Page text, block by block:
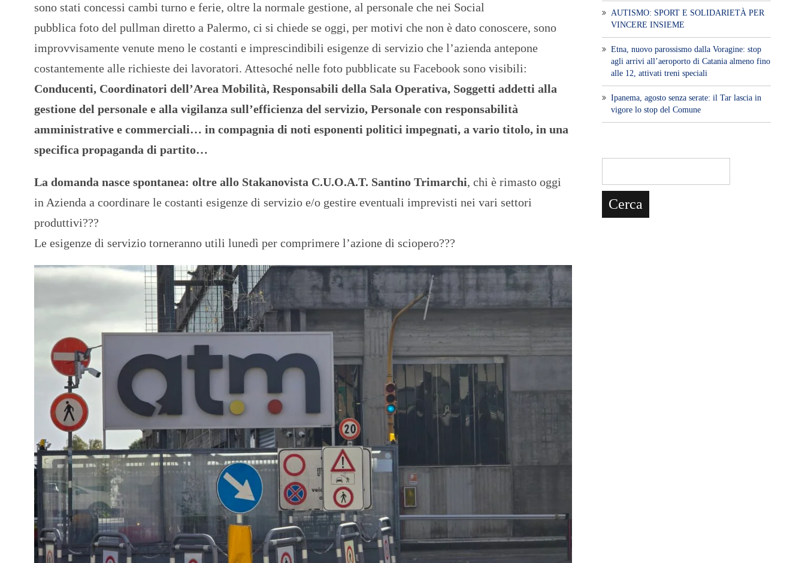
sono stati concessi cambi turno e ferie, oltre la normale gestione, al personale che nei Social
pubblica foto del pullman diretto a Palermo, ci si chiede se oggi, per motivi che non è dato conoscere, sono
improvvisamente venute meno le costanti e imprescindibili esigenze di servizio che l’azienda antepone
costantemente alle richieste dei lavoratori. Attesoché nelle foto pubblicate su Facebook sono visibili:
Conducenti, Coordinatori dell’Area Mobilità, Responsabili della Sala Operativa, Soggetti addetti alla
gestione del personale e alla vigilanza sull’efficienza del servizio, Personale con responsabilità
amministrative e commerciali… in compagnia di noti esponenti politici impegnati, a vario titolo, in una
specifica propaganda di partito…
La domanda nasce spontanea: oltre allo Stakanovista C.U.O.A.T. Santino Trimarchi, chi è rimasto oggi
in Azienda a coordinare le costanti esigenze di servizio e/o gestire eventuali imprevisti nei vari settori
produttivi???
Le esigenze di servizio torneranno utili lunedì per comprimere l’azione di sciopero???
AUTISMO: SPORT E SOLIDARIETÀ PER
VINCERE INSIEME
Etna, nuovo parossismo dalla Voragine: stop
agli arrivi all’aeroporto di Catania almeno fino
alle 12, attivati treni speciali
Ipanema, agosto senza serate: il Tar lascia in
vigore lo stop del Comune